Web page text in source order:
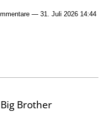
— 31. Juli 2026 14:44
Brother